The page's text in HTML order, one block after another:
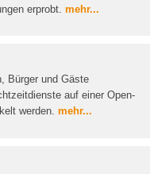
erprobt. mehr...
Bürger und Gäste
auf einer Open-
werden. mehr...